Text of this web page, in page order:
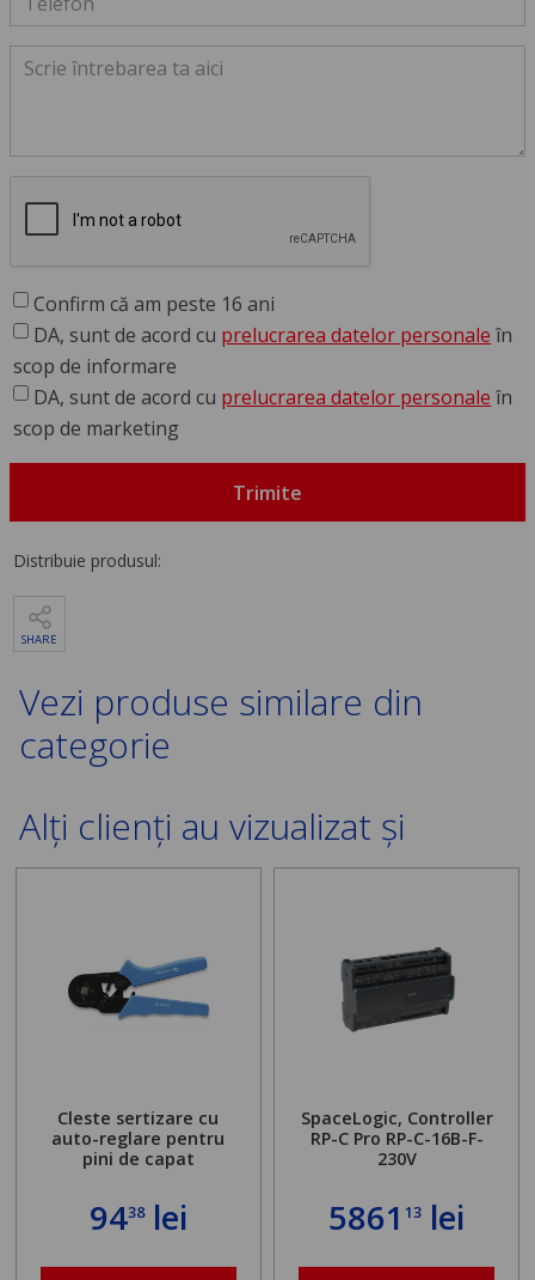
Confirm că am peste 16 ani
DA, sunt de acord cu prelucrarea datelor personale în
scop de informare
DA, sunt de acord cu prelucrarea datelor personale în
scop de marketing
Trimite
Distribuie produsul:
SHARE
Vezi produse similare din
categorie
Alți clienți au vizualizat și
Cleste sertizare cu
auto-reglare pentru
pini de capat
9438lei
SpaceLogic, Controller
RP-C Pro RP-C-16B-F-
230V
586113 lei